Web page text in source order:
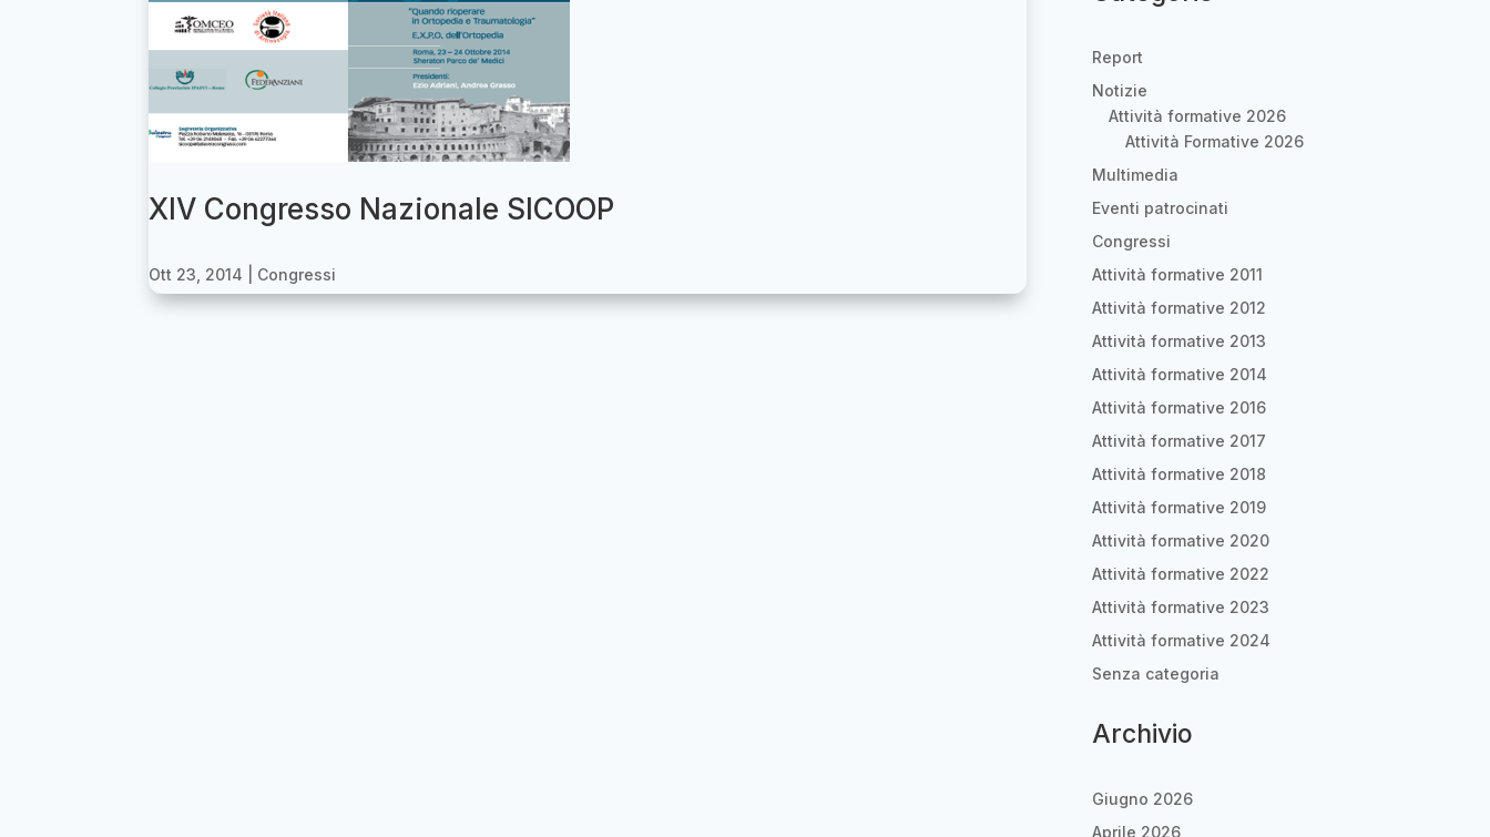
XIV Congresso Nazionale SICOOP
Ott 23, 2014 Congressi
Report
Notizie
Attività formative 2026
Attività Formative 2026
Multimedia
Eventi patrocinati
Congressi
Attività formative 2011
Attività formative 2012
Attività formative 2013
Attività formative 2014
Attività formative 2016
Attività formative 2017
Attività formative 2018
Attività formative 2019
Attività formative 2020
Attività formative 2022
Attività formative 2023
Attività formative 2024
Senza categoria
Archivio
Giugno 2026
Aprile 2026